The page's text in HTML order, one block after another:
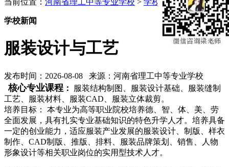
学校新闻
服装设计与工艺
发布时间：2026-08-08 来源：河南省理工中等专业学校
核心专业课程 ：
服装结构制图、服装设计基础、服装缝制
工艺、服装材料、服装CAD、服装立体裁剪。
培养目标 ： 本专业为高等职业院校培养德、智、体、美、劳
全面发展，具有扎实专业基础知识的特色升学人才。培养具备
一定的创业能力，适应服装产业发展的服装设计、制版、样衣
制作、CAD制版、推版、排料、服装品牌策划、销售、人物
形象设计等相关职业岗位的实用型技术人才。